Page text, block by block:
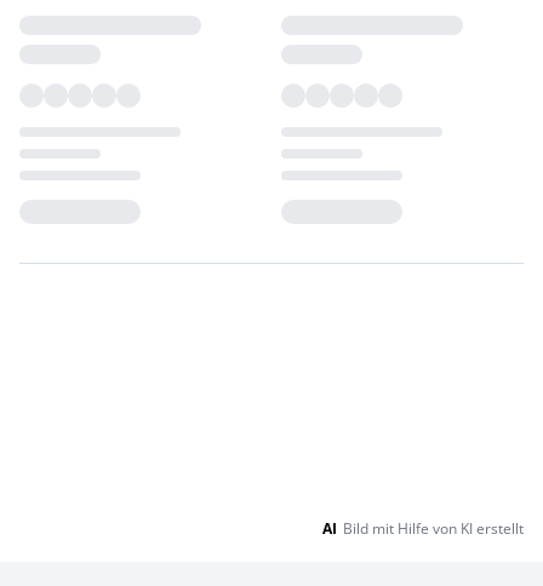
AI Bild mit Hilfe von KI erstellt